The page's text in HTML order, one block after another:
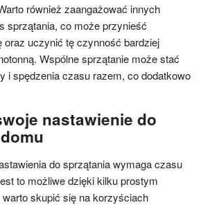
również zaangażować innych
sprzątania, co może przynieść
oraz uczynić tę czynność bardziej
Wspólne sprzątanie może stać
i spędzenia czasu razem, co dodatkowo
nastawienie do
do sprzątania wymaga czasu
to możliwe dzięki kilku prostym
skupić się na korzyściach